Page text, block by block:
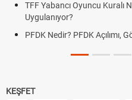
Sezonda Nasıl
Karar Süreci